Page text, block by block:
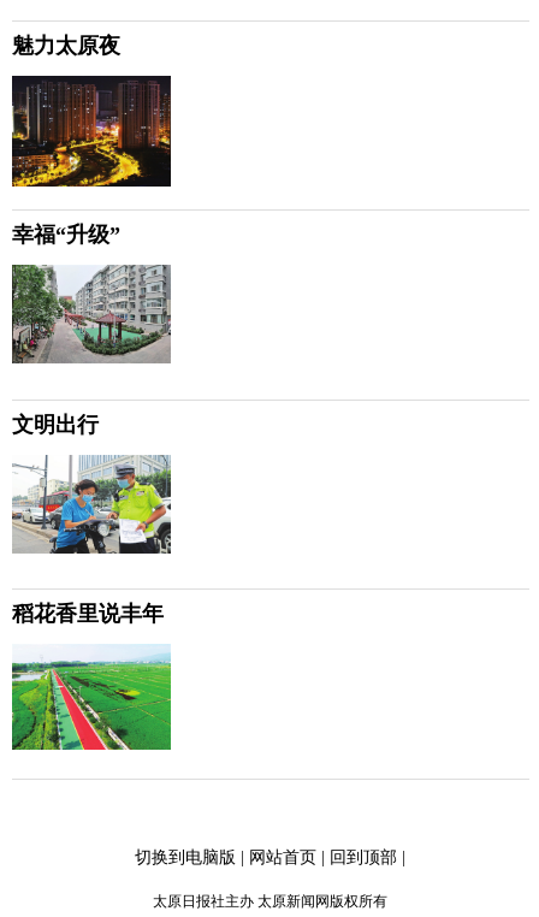
魅力太原夜
幸福“升级”
文明出行
稻花香里说丰年
切换到电脑版 | 网站首页| 回到顶部|
太原日报社主办 太原新闻网版权所有